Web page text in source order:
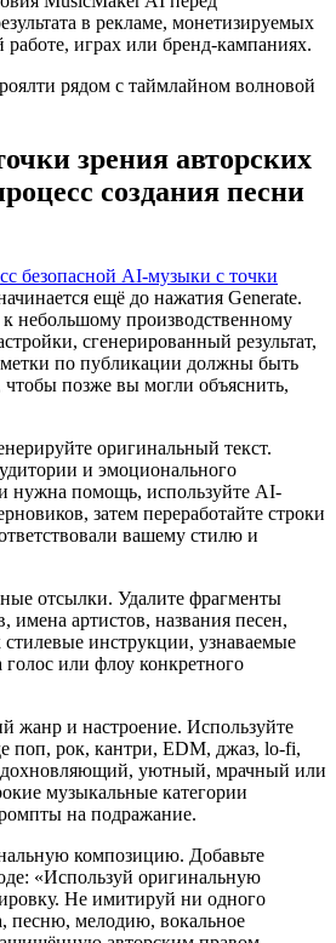
в рекламе, монетизируемых
работе, играх или бренд-кампаниях.
зрения авторских
создания песни
безопасной AI-музыки с точки
ещё до нажатия Generate.
к небольшому производственному
сгенерированный результат,
по публикации должны быть
позже вы могли объяснить,
оригинальный текст.
и эмоционального
нужна помощь, используйте AI-
затем переработайте строки
вашему стилю и
отсылки. Удалите фрагменты
имена артистов, названия песен,
стилевые инструкции, узнаваемые
или флоу конкретного
жанр и настроение. Используйте
поп, рок, кантри, EDM, джаз, lo-fi,
уютный, мрачный или
музыкальные категории
на подражание.
композицию. Добавьте
«Используй оригинальную
Не имитируй ни одного
песню, мелодию, вокальное